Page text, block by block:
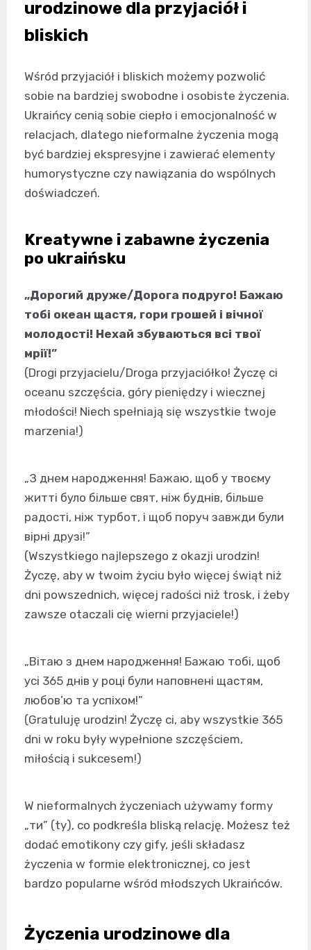
urodzinowe dla przyjaciół i
bliskich
Wśród przyjaciół i bliskich możemy pozwolić
sobie na bardziej swobodne i osobiste życzenia.
Ukraińcy cenią sobie ciepło i emocjonalność w
relacjach, dlatego nieformalne życzenia mogą
być bardziej ekspresyjne i zawierać elementy
humorystyczne czy nawiązania do wspólnych
doświadczeń.
Kreatywne i zabawne życzenia
po ukraińsku
„Дорогий друже/Дорога подруго! Бажаю
тобі океан щастя, гори грошей і вічної
молодості! Нехай збуваються всі твої
мрії!”
(Drogi przyjacielu/Droga przyjaciółko! Życzę ci
oceanu szczęścia, góry pieniędzy i wiecznej
młodości! Niech spełniają się wszystkie twoje
marzenia!)
„З днем народження! Бажаю, щоб у твоєму
житті було більше свят, ніж буднів, більше
радості, ніж турбот, і щоб поруч завжди були
вірні друзі!”
(Wszystkiego najlepszego z okazji urodzin!
Życzę, aby w twoim życiu było więcej świąt niż
dni powszednich, więcej radości niż trosk, i żeby
zawsze otaczali cię wierni przyjaciele!)
„Вітаю з днем народження! Бажаю тобі, щоб
усі 365 днів у році були наповнені щастям,
любов’ю та успіхом!”
(Gratuluję urodzin! Życzę ci, aby wszystkie 365
dni w roku były wypełnione szczęściem,
miłością i sukcesem!)
W nieformalnych życzeniach używamy formy
„ти” (ty), co podkreśla bliską relację. Możesz też
dodać emotikony czy gify, jeśli składasz
życzenia w formie elektronicznej, co jest
bardzo popularne wśród młodszych Ukraińców.
Życzenia urodzinowe dla